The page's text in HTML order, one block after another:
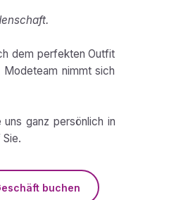
dem perfekten Outfit
nimmt sich
ganz persönlich in
buchen